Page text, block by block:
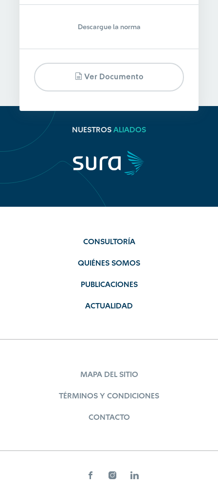
Descargue la norma
Ver Documento
NUESTROS ALIADOS
CONSULTORÍA
QUIÉNES SOMOS
PUBLICACIONES
ACTUALIDAD
MAPA DEL SITIO
TÉRMINOS Y CONDICIONES
CONTACTO